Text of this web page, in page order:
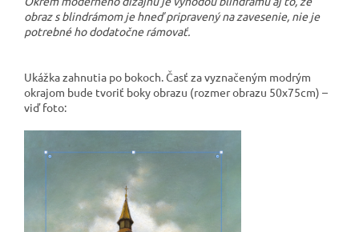
obraz s blindrámom je hneď pripravený na zavesenie, nie je
potrebné ho dodatočne rámovať.
Ukážka zahnutia po bokoch. Časť za vyznačeným modrým
okrajom bude tvoriť boky obrazu (rozmer obrazu 50x75cm) –
viď foto: